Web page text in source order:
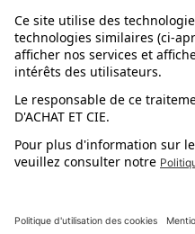
Nos astuces
Évènements
L'application mobile